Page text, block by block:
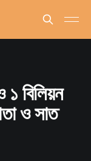
১ বিলিয়ন
ও সাত